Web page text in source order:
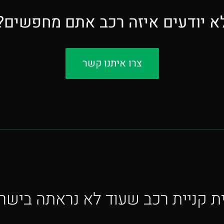
יודעים איזה רכב אתם
צרו איתנו קשר
קניית רכב שעוד לא נראתה